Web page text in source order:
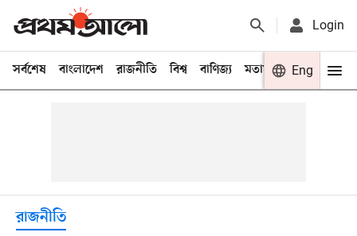
Login
সর্বশেষ বাংলাদেশ রাজনীতি বিশ্ব বাণিজ্য মতামত খেলা
Eng
রাজনীতি